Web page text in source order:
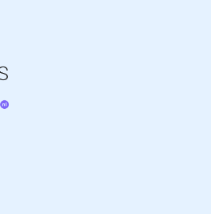
financiële processen,
om de efficiëntie, kwaliteit
de organisatie te vergroten.